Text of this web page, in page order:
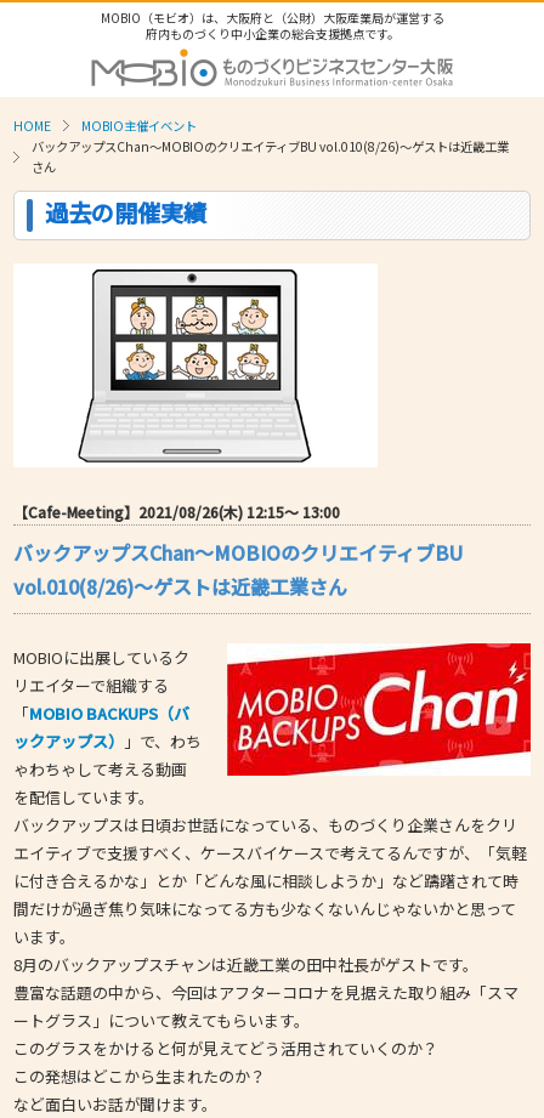
MOBIO（モビオ）は、大阪府と（公財）大阪産業局が運営する
府内ものづくり中小企業の総合支援拠点です。
HOME
MOBIO主催イベント
バックアップスChan〜MOBIOのクリエイティブBU vol.010(8/26)～ゲストは近畿工業
さん
過去の開催実績
【Cafe-Meeting】2021/08/26(木) 12:15〜 13:00
バックアップスChan〜MOBIOのクリエイティブBU
vol.010(8/26)～ゲストは近畿工業さん
MOBIOに出展しているク
リエイターで組織する
「MOBIO BACKUPS（バ
ックアップス）
」で、わち
ゃわちゃして考える動画
を配信しています。
バックアップスは日頃お世話になっている、ものづくり企業さんをクリ
エイティブで支援すべく、ケースバイケースで考えてるんですが、「気軽
に付き合えるかな」とか「どんな風に相談しようか」など躊躇されて時
間だけが過ぎ焦り気味になってる方も少なくないんじゃないかと思って
います。
8月のバックアップスチャンは近畿工業の田中社長がゲストです。
豊富な話題の中から、今回はアフターコロナを見据えた取り組み「スマ
ートグラス」について教えてもらいます。
このグラスをかけると何が見えてどう活用されていくのか？
この発想はどこから生まれたのか？
など面白いお話が聞けます。